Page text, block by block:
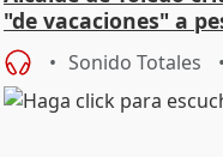
"de vacaciones" a
Sonido Totales